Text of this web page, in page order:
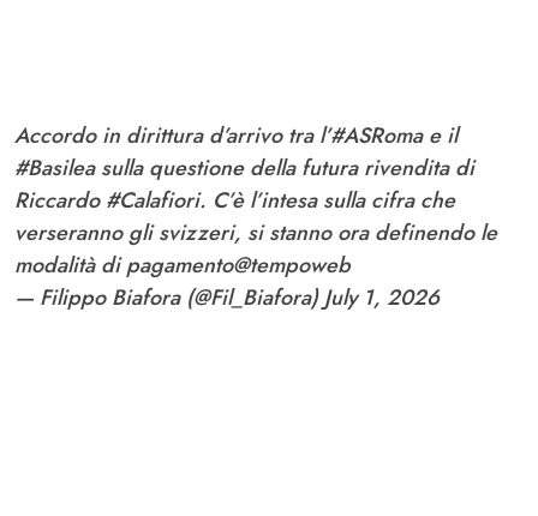
Accordo in dirittura d’arrivo tra l’#ASRomae il
#Basileasulla questione della futura rivendita di
Riccardo#Calafiori. C’è l’intesa sulla cifra che
verseranno gli svizzeri, si stanno ora definendo le
modalità di pagamento@tempoweb
— Filippo Biafora (@Fil_Biafora)July 1, 2026